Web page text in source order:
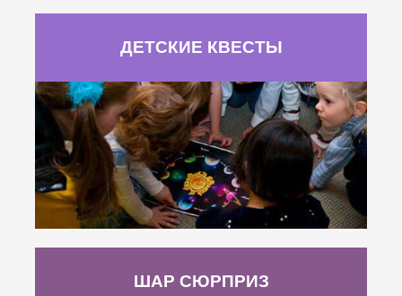
ДЕТСКИЕ КВЕСТЫ
ШАР СЮРПРИЗ